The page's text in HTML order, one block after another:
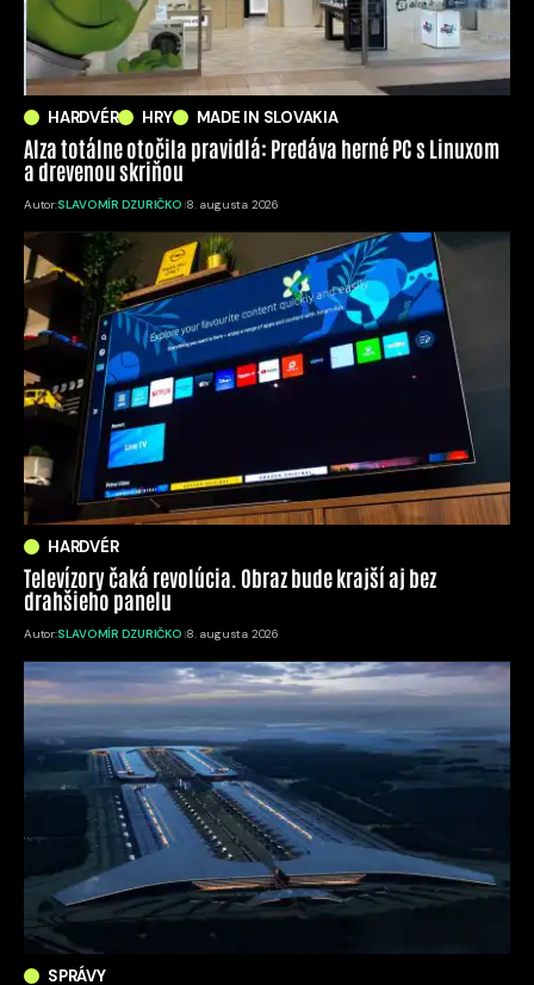
HARDVÉR HRY MADE IN SLOVAKIA
Alza totálne otočila pravidlá: Predáva herné PC s Linuxom
a drevenou skriňou
Autor:SLAVOMÍR DZURIČKO 8. augusta 2026
HARDVÉR
Televízory čaká revolúcia. Obraz bude krajší aj bez
drahšieho panelu
Autor:SLAVOMÍR DZURIČKO 8. augusta 2026
SPRÁVY